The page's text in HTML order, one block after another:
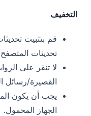
التخفيف
قم بتثبيت
تحديثات
لا تنقر على
القصيرة/رسائل
يجب أن يكون
الجهاز المحمول.